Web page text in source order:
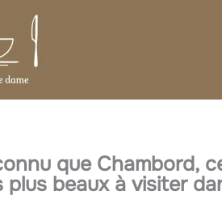
que Chambord,
plus beaux à visiter